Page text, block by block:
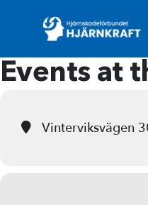
Events at
Vinterviksvägen